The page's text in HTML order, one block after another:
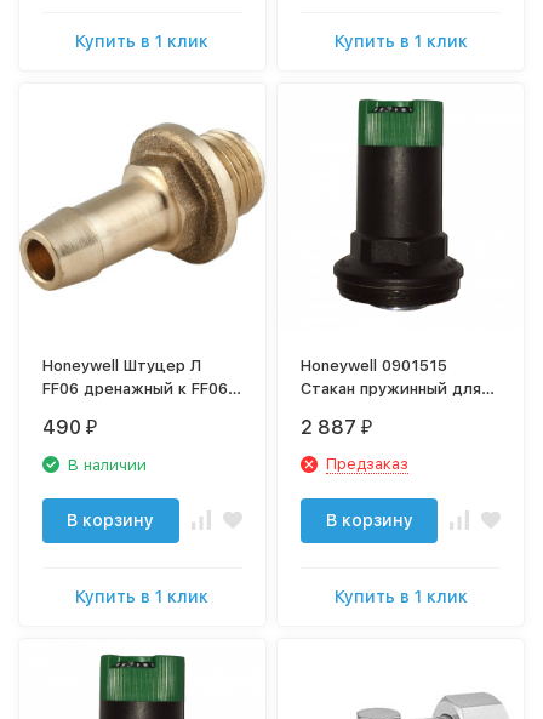
Купить в 1 клик Купить в 1 клик
Honeywell Штуцер Л
FF06 дренажный к FF06,
490 ₽
В наличии
В корзину
Купить в 1 клик
Honeywell 0901515
Стакан пружинный для
FK06, HS10S 1/2"-3/4"
2 887 ₽
Предзаказ
В корзину
Купить в 1 клик